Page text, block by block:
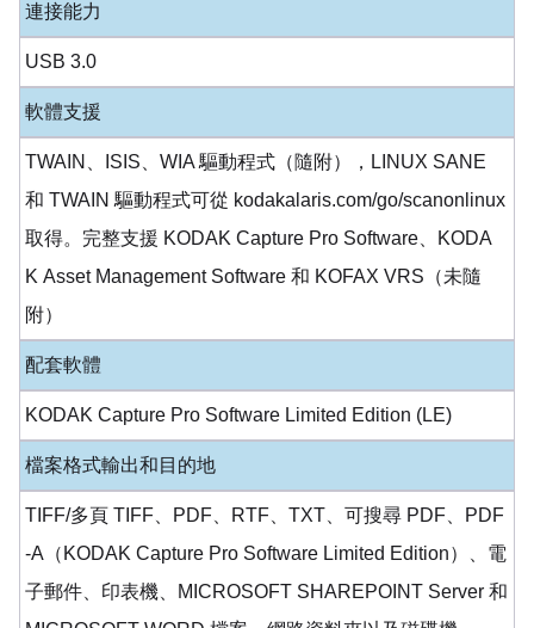
連接能力
USB 3.0
軟體支援
TWAIN、ISIS、WIA 驅動程式（隨附），LINUX SANE
和 TWAIN 驅動程式可從 kodakalaris.com/go/scanonlinux
取得。完整支援 KODAK Capture Pro Software、KODA
K Asset Management Software 和 KOFAX VRS（未隨
附）
配套軟體
KODAK Capture Pro Software Limited Edition (LE)
檔案格式輸出和目的地
TIFF/多頁 TIFF、PDF、RTF、TXT、可搜尋 PDF、PDF
-A（KODAK Capture Pro Software Limited Edition）、電
子郵件、印表機、MICROSOFT SHAREPOINT Server 和